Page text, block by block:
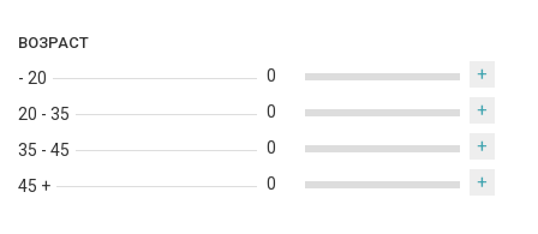
ВОЗРАСТ
- 20
20 - 35
35 - 45
45 +
0 +
0 +
0 +
0 +